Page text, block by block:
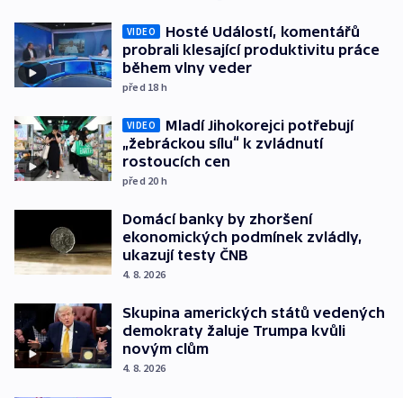
VIDEO
Hosté Událostí, komentářů
probrali klesající produktivitu práce
během vlny veder
před 18 h
VIDEO
Mladí Jihokorejci potřebují
„žebráckou sílu“ k zvládnutí
rostoucích cen
před 20 h
Domácí banky by zhoršení
ekonomických podmínek zvládly,
ukazují testy ČNB
4. 8. 2026
Skupina amerických států vedených
demokraty žaluje Trumpa kvůli
novým clům
4. 8. 2026